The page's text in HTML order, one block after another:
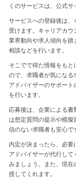
くのサービスは、公式サ
サービスへの登録後は、
受けます。キャリアカ
業界動向や求人傾向を
相談などを行います。
そこでで得た情報をも
ので、求職者が気になる
アドバイザーのサポー
を行います。
応募後は、企業による
は想定質問の提示や模擬
信のない求職者も安心で
内定が決まったら、必
アドバイザーが代行し
みましょう。また、現
授してくれます。